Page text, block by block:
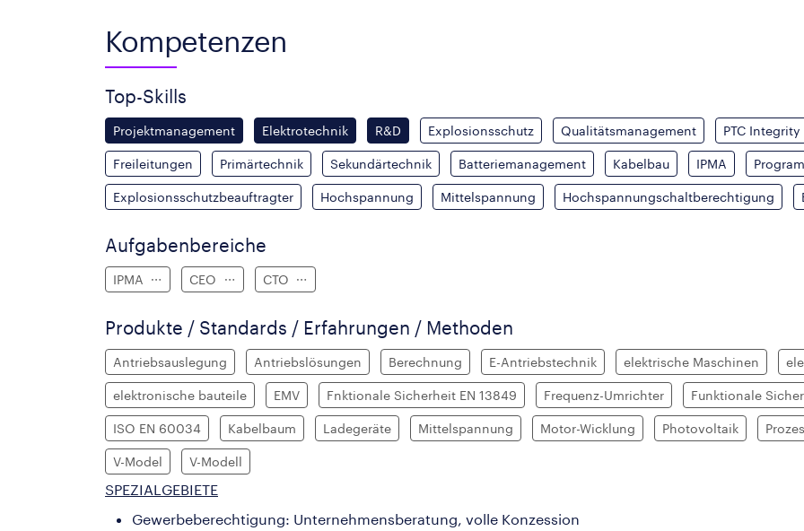
Kompetenzen
Top-Skills
Projektmanagement Elektrotechnik R&D Explosionsschutz Qualitätsmanagement PTC Integrity
Freileitungen Primärtechnik Sekundärtechnik Batteriemanagement Kabelbau IPMA
Explosionsschutzbeauftragter Hochspannung Mittelspannung Hochspannungschaltberechtigung
Aufgabenbereiche
IPMA CEO CTO
Produkte / Standards / Erfahrungen / Methoden
Antriebsauslegung Antriebslösungen Berechnung E-Antriebstechnik elektrische Maschinen
elektronische bauteile EMV Fnktionale Sicherheit EN 13849 Frequenz-Umrichter Funktionale
ISO EN 60034 Kabelbaum Ladegeräte Mittelspannung Motor-Wicklung Photovoltaik
V-Model V-Modell
SPEZIALGEBIETE
Gewerbeberechtigung: Unternehmensberatung, volle Konzession